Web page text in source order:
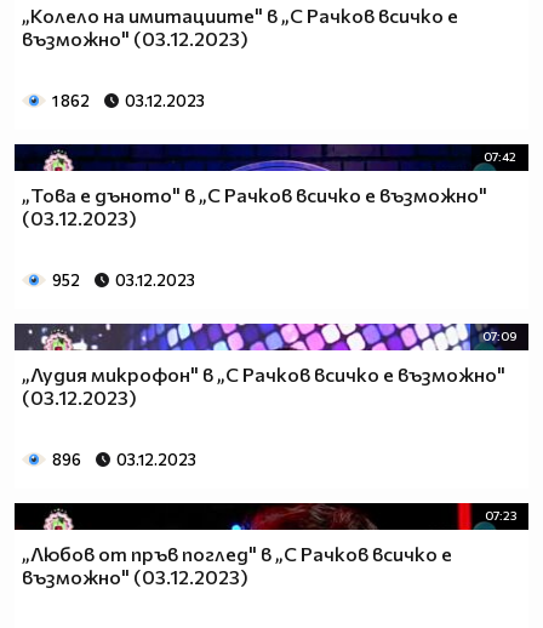
„Колело на имитациите" в „С Рачков всичко е
възможно" (03.12.2023)
1 862 03.12.2023
07:42
„Това е дъното" в „С Рачков всичко е възможно"
(03.12.2023)
952 03.12.2023
07:09
„Лудия микрофон" в „С Рачков всичко е възможно"
(03.12.2023)
896 03.12.2023
07:23
„Любов от пръв поглед" в „С Рачков всичко е
възможно" (03.12.2023)